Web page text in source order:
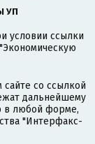
УП
условии ссылки
со ссылкой
дальнейшему
в любой форме,
"Интерфакс-